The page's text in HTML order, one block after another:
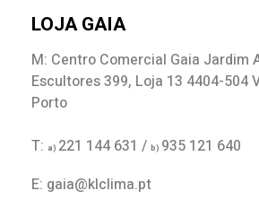
LOJA GAIA
M: Centro Comercial Gaia Jardim
Escultores 399, Loja 13 4404-504
Porto
T: a) 221 144 631 / b) 935 121 640
E: gaia@klclima.pt